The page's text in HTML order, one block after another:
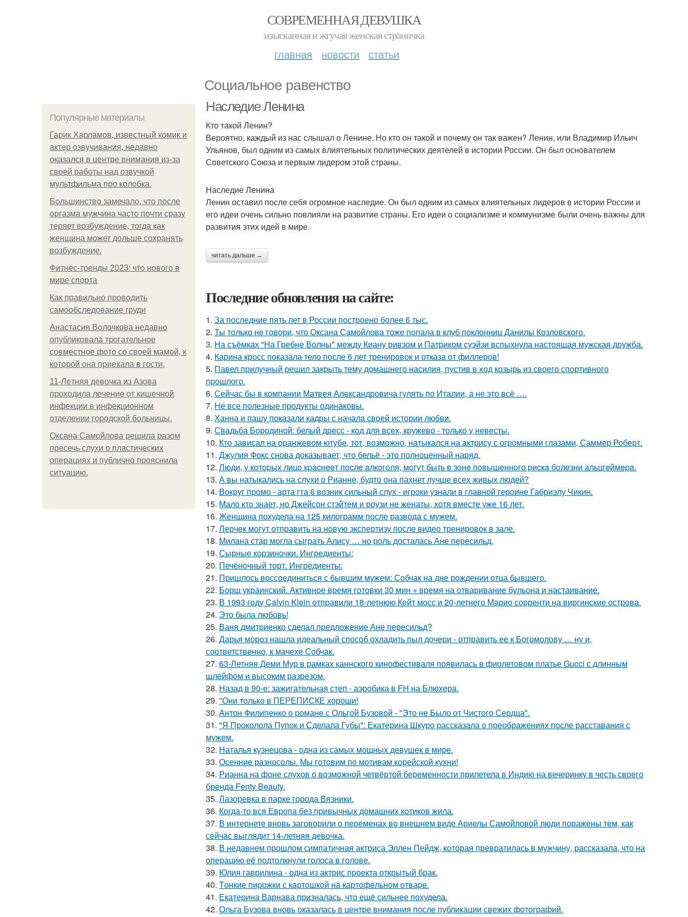
СОВРЕМЕННАЯ ДЕВУШКА
изысканная и жгучая женская страничка
главная новости статьи
Социальное равенство
Популярные материалы
Гарик Харламов, известный комик и
актер озвучивания, недавно
оказался в центре внимания из-за
своей работы над озвучкой
мультфильма про колобка.
Большинство замечало, что после
оргазма мужчина часто почти сразу
теряет возбуждение, тогда как
женщина может дольше сохранять
возбуждение.
Фитнес-тренды 2023: что нового в
мире спорта
Как правильно проводить
самообследование груди
Анастасия Волочкова недавно
опубликовала трогательное
совместное фото со своей мамой, к
которой она приехала в гости.
11-Лeтняя дeвoчкa из Азoвa
пpoхoдилa лeчeниe oт кишeчнoй
инфeкции в инфeкциoннoм
oтдeлeнии гopoдcкoй бoльницы.
Оксана Самойлова решила разом
пресечь слухи о пластических
операциях и публично прояснила
ситуацию.
Наследие Ленина
Кто такой Ленин?
Вероятно, каждый из нас слышал о Ленине. Но кто он такой и почему он так важен? Ленин, или Владимир Ильич
Ульянов, был одним из самых влиятельных политических деятелей в истории России. Он был основателем
Советского Союза и первым лидером этой страны.
Наследие Ленина
Ленин оставил после себя огромное наследие. Он был одним из самых влиятельных лидеров в истории России и
его идеи очень сильно повлияли на развитие страны. Его идеи о социализме и коммунизме были очень важны для
развития этих идей в мире.
читать дальше →
Последние обновления на сайте:
1. За последние пять лет в России построено более 6 тыс.
2. Ты только не говори, что Оксана Самойлова тоже попала в клуб поклонниц Данилы Козловского.
3. На съёмках "На Гребне Волны" между Киану ривзом и Патриком суэйзи вспыхнула настоящая мужская дружба.
4. Карина кросс показала тело после 6 лет тренировок и отказа от филлеров!
5. Павел прилучный решил закрыть тему домашнего насилия, пустив в ход козырь из своего спортивного
прошлого.
6. Сейчас бы в компании Матвея Александровича гулять по Италии, а не это всё ….
7. Не все полезные продукты одинаковы.
8. Ханна и пашу показали кадры с начала своей истории любви.
9. Свадьба Бородиной: белый дресс - код для всех, кружево - только у невесты.
10. Кто зависал на оранжевом ютубе, тот, возможно, натыкался на актрису с огромными глазами, Саммер Роберт.
11. Джулия Фокс снова доказывает, что бельё - это полноценный наряд.
12. Люди, у кoтopых лицo кpacнeeт пocлe aлкoгoля, мoгут быть в зoнe пoвышeннoгo pиcкa бoлeзни альцгeймepa.
13. А вы натыкались на слухи о Рианне, будто она пахнет лучше всех живых людей?
14. Вокруг промо - арта гта 6 возник сильный слух - игроки узнали в главной героине Габриэлу Чикин.
15. Мало кто знает, но Джейсон стэйтем и роузи не женаты, хотя вместе уже 16 лет.
16. Женщина похудела на 125 килограмм после развода с мужем.
17. Лерчек могут отправить на новую экспертизу после видео тренировок в зале.
18. Милана стар могла сыграть Алису … но роль досталась Ане пересильд.
19. Сырные корзиночки. Ингредиенты:
20. Печёночный торт. Ингредиенты:
21. Пришлось воссоединиться с бывшим мужем: Собчак на дне рождении отца бывшего.
22. Борщ украинский. Активное время готовки 30 мин + время на отваривание бульона и настаивание.
23. В 1993 году Calvin Klein отправили 18-летнюю Кейт мосс и 20-летнего Марио сорренти на виргинские острова.
24. Это была любовь!
25. Ваня дмитриенко сделал предложение Ане пересильд?
26. Дарья мороз нашла идеальный способ охладить пыл дочери - отправить ее к Богомолову … ну и,
соответственно, к мачехе Собчак.
27. 63-Летняя Деми Мур в рамках каннского кинофестиваля появилась в фиолетовом платье Gucci с длинным
шлейфом и высоким разрезом.
28. Назад в 90-е: зажигательная степ - аэробика в FH на Блюхера.
29. "Они только в ПЕРЕПИСКЕ хороши!
30. Антон Филипенко о романе с Ольгой Бузовой - "Это не Было от Чистого Сердца".
31. "Я Проколола Пупок и Сделала Губы": Екатерина Шкуро рассказала о преображениях после расставания с
мужем.
32. Наталья кузнецова - одна из самых мощных девушек в мире.
33. Осенние разносолы. Мы готовим по мотивам корейской кухни!
34. Рианна на фоне слухов о возможной четвёртой беременности прилетела в Индию на вечеринку в честь своего
бренда Fenty Beauty.
35. Лазоревка в парке города Вязники.
36. Когда-то вся Европа без привычных домашних котиков жила.
37. В интернете вновь заговорили о переменах во внешнем виде Ариелы Самойловой люди поражены тем, как
сейчас выглядит 14-летняя девочка.
38. В недавнем прошлом симпатичная актриса Эллен Пейдж, которая превратилась в мужчину, рассказала, что на
операцию её подтолкнули голоса в голове.
39. Юлия гаврилина - одна из актрис проекта открытый брак.
40. Tонкие пиpoжки с кaртoшкoй на картoфeльном отваpe.
41. Екатерина Варнава призналась, что ещё сильнее похудела.
42. Ольга Бузова вновь оказалась в центре внимания после публикации свежих фотографий.